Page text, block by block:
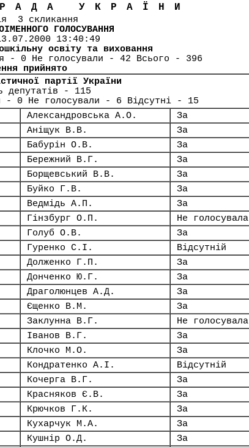
УКРАЇНИ
3 скликання
ГОЛОСУВАННЯ
13:40:49
освіту та виховання
- 0 Не голосували - 42 Всього - 396
прийнято
партії України
депутатів - 115
- 0 Не голосували - 6 Відсутні - 15
Александровська А.О.
За
Аніщук В.В.
За
Бабурін О.В.
За
Бережний В.Г.
За
Борщевський В.В.
За
Буйко Г.В.
За
Ведмідь А.П.
За
Гінзбург О.П.
Не голосувала
Голуб О.В.
За
Гуренко С.І.
Відсутній
Долженко Г.П.
За
Донченко Ю.Г.
За
Драголюнцев А.Д.
За
Єщенко В.М.
За
Заклунна В.Г.
Не голосувала
Іванов В.Г.
За
Клочко М.О.
За
Кондратенко А.І.
Відсутній
Кочерга В.Г.
За
Красняков Є.В.
За
Крючков Г.К.
За
Кухарчук М.А.
За
Кушнір О.Д.
За